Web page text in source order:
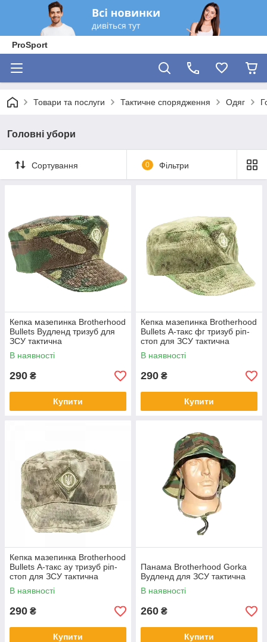
ProSport
Товари та послуги Тактичне спорядження Одяг
Головні убори
Сортування 0 Фільтри
Кепка мазепинка Brotherhood
Bullets Вудленд тризуб для
ЗСУ тактична
В наявності
290 ₴
Купити
Кепка мазепинка Brotherhood
Bullets А-такс фг тризуб ріп-
стоп для ЗСУ тактична
В наявності
290 ₴
Купити
Кепка мазепинка Brotherhood
Bullets А-такс ау тризуб ріп-
стоп для ЗСУ тактична
В наявності
290 ₴
Купити
Панама Brotherhood Gorka
Вудленд для ЗСУ тактична
В наявності
260 ₴
Купити